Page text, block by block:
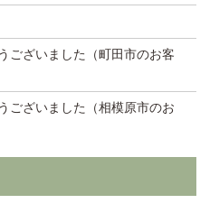
ございました（町田市のお客
ございました（相模原市のお